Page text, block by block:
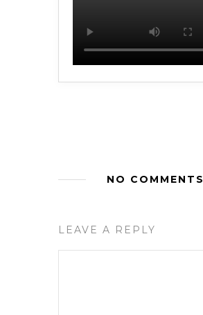
NO COMMENTS
LEAVE A REPLY